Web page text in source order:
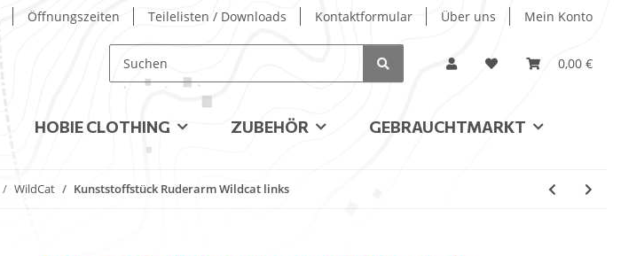
Öffnungszeiten Teilelisten / Downloads Kontaktformular Über uns Mein Konto
0,00 €
HOBIE CLOTHING ZUBEHÖR GEBRAUCHTMARKT
WildCat Kunststoffstück Ruderarm Wildcat links